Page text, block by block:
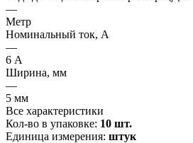
—
Метр
Номинальный ток, А
—
6 А
Ширина, мм
—
5 мм
Все характеристики
Кол-во в упаковке: 10 шт.
Единица измерения: штук